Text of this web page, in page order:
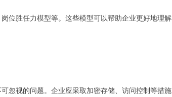
位胜任力模型等。这些模型可以帮助企业更好地理
忽视的问题。企业应采取加密存储、访问控制等措